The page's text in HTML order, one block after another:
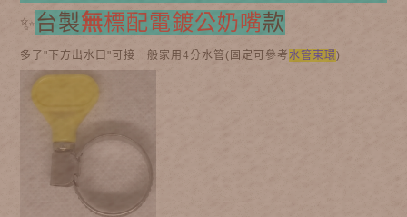
✨台製無標配電鍍公奶嘴款
多了"下方出水口"可接一般家用4分水管(固定可參考 水管束環)